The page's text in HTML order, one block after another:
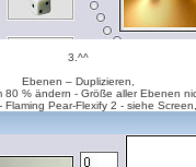
3.^^
Ebenen – Duplizieren,
80 % ändern - Größe aller Ebenen
Flaming Pear-Flexify 2 - siehe Screen,